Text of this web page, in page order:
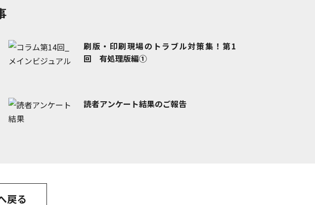
刷版・印刷現場のトラブル対策集！ 第1
回 有処理版編①
読者アンケート結果のご報告
戻る